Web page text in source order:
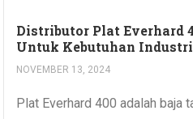
Distributor Plat Everhard
Untuk Kebutuhan Industri
NOVEMBER 13, 2024
Plat Everhard 400 adalah baja